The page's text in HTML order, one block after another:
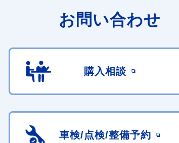
お問い合わせ
購入相談
車検/点検/整備予約